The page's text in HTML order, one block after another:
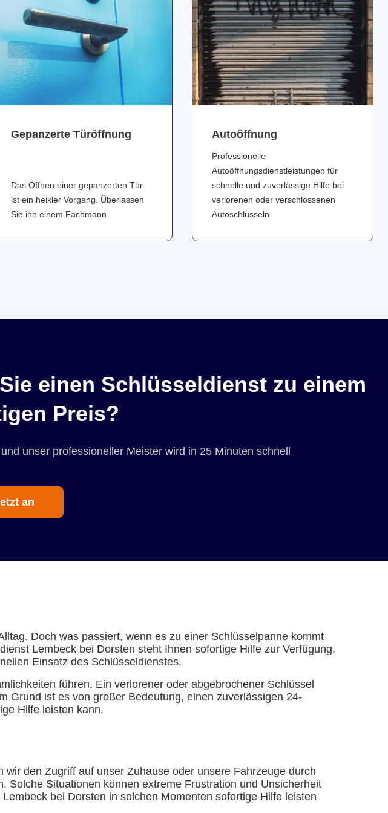
Gepanzerte Türöffnung
Das Öffnen einer gepanzerten Tür
ist ein heikler Vorgang. Überlassen
Sie ihn einem Fachmann
Аutoöffnung
Professionelle
Autoöffnungsdienstleistungen für
schnelle und zuverlässige Hilfe bei
verlorenen oder verschlossenen
Autoschlüsseln
einen Schlüsseldienst zu einem
Preis?
unser professioneller Meister wird in 25 Minuten schnell
an
Doch was passiert, wenn es zu einer Schlüsselpanne kommt
Lembeck bei Dorsten steht Ihnen sofortige Hilfe zur Verfügung.
Einsatz des Schlüsseldienstes.
führen. Ein verlorener oder abgebrochener Schlüssel
Grund ist es von großer Bedeutung, einen zuverlässigen 24-
Hilfe leisten kann.
den Zugriff auf unser Zuhause oder unsere Fahrzeuge durch
Solche Situationen können extreme Frustration und Unsicherheit
bei Dorsten in solchen Momenten sofortige Hilfe leisten